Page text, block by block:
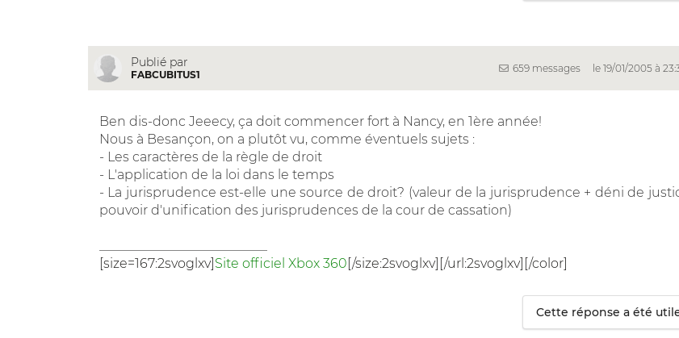
Publié par
FABCUBITUS1
659 messages le 19/01/2005 à
Ben dis-donc Jeeecy, ça doit commencer fort à Nancy, en 1ère année!
Nous à Besançon, on a plutôt vu, comme éventuels sujets :
- Les caractères de la règle de droit
- L'application de la loi dans le temps
- La jurisprudence est-elle une source de droit? (valeur de la jurisprudence + déni de
pouvoir d'unification des jurisprudences de la cour de cassation)
[size=167:2svoglxv]Site officiel Xbox 360[/size:2svoglxv][/url:2svoglxv][/color]
Cette réponse a été